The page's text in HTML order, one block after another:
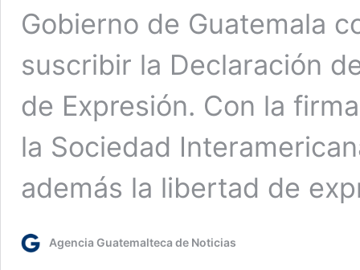
Gobierno de Guatemala
suscribir la Declaración
de Expresión. Con la
la Sociedad
además la libertad de
Agencia Guatemalteca de Noticias